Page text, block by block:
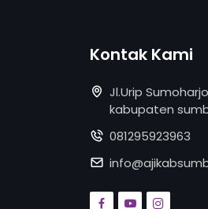
Kontak Kami
Jl.Urip
kabupaten
081295923963